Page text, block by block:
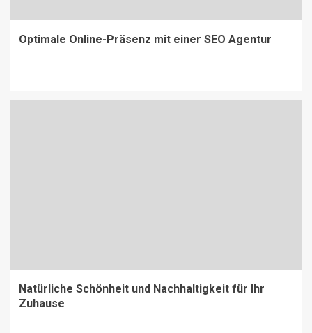
Optimale Online-Präsenz mit einer SEO Agentur
Natürliche Schönheit und Nachhaltigkeit für Ihr
Zuhause